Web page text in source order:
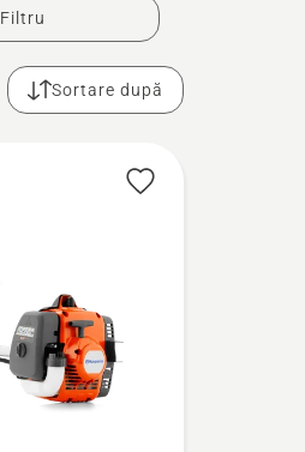
Filtru
Sortare după